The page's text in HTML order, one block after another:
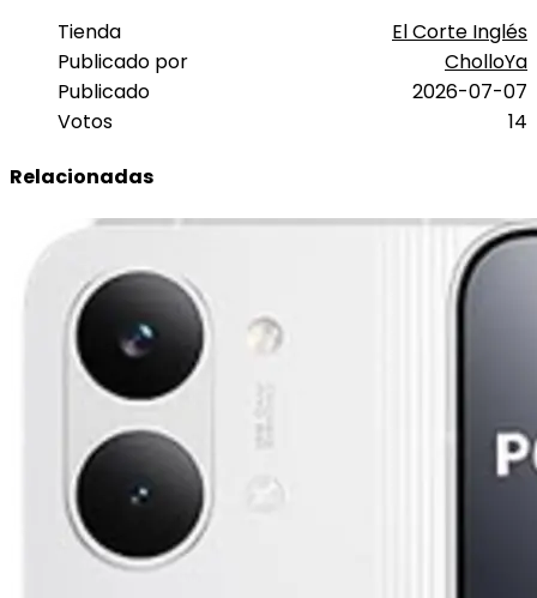
Tienda
El Corte Inglés
Publicado por
CholloYa
Publicado
2026-07-07
Votos
14
Relacionadas